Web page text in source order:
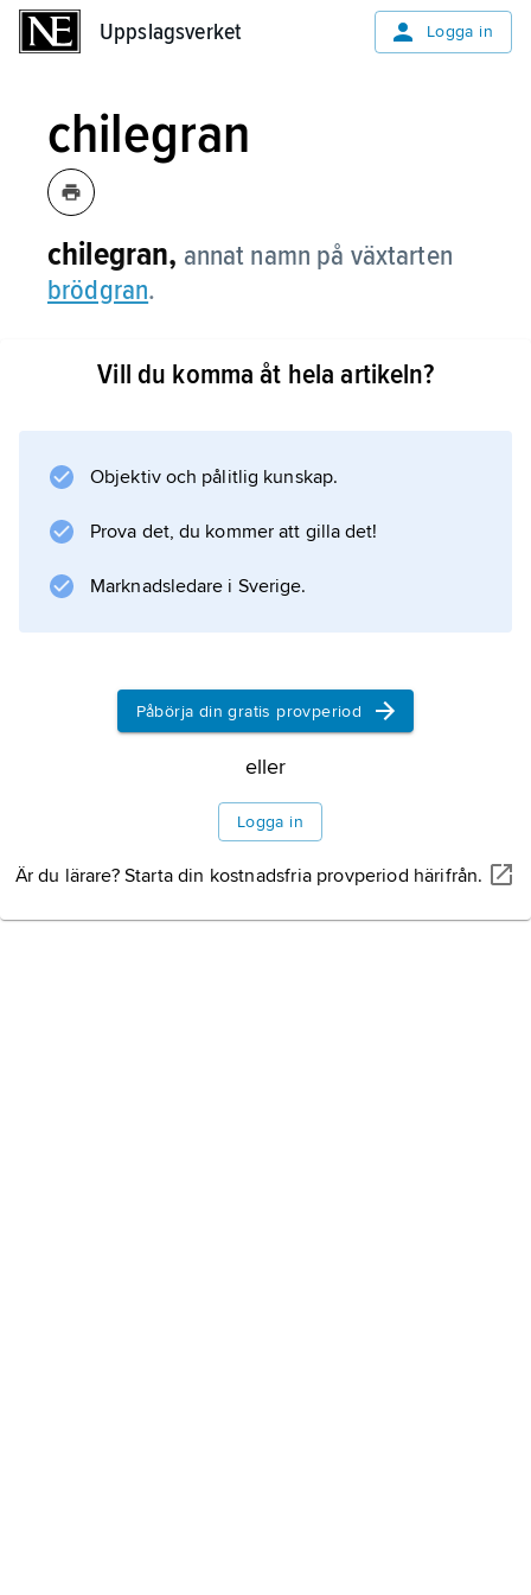
Uppslagsverket Logga in
chilegran
chilegran, annat namn på växtarten
brödgran.
Vill du komma åt hela artikeln?
Objektiv och pålitlig kunskap.
Prova det, du kommer att gilla det!
Marknadsledare i Sverige.
Påbörja din gratis provperiod
eller
Logga in
Är du lärare? Starta din kostnadsfria provperiod härifrån.